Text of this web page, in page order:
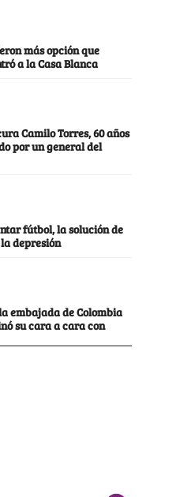
más opción que
a la Casa Blanca
Camilo Torres, 60 años
por un general del
fútbol, la solución de
depresión
embajada de Colombia
su cara a cara con